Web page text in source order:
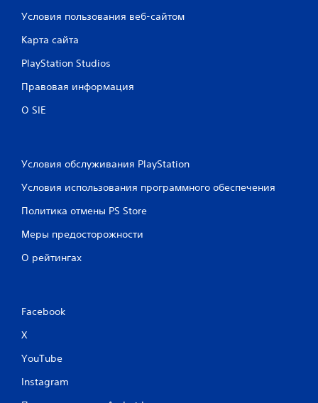
Условия пользования веб-сайтом
Карта сайта
PlayStation Studios
Правовая информация
О SIE
Условия обслуживания PlayStation
Условия использования программного обеспечения
Политика отмены PS Store
Меры предосторожности
О рейтингах
Facebook
X
YouTube
Instagram